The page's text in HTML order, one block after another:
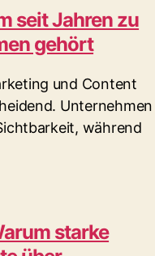
seit Jahren zu
gehört
und Content
Unternehmen
während
starke